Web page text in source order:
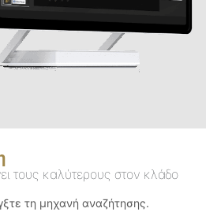
τους καλύτερους στον κλάδο
τη μηχανή αναζήτησης.